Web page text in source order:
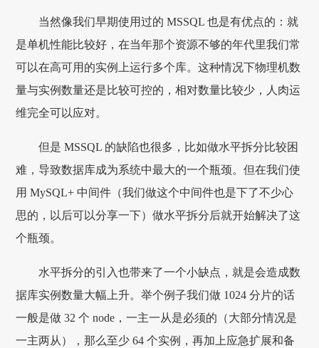
当然像我们早期使用过的 MSSQL 也是有优点的：就
是单机性能比较好，在当年那个资源不够的年代里我们常
可以在高可用的实例上运行多个库。这种情况下物理机数
量与实例数量还是比较可控的，相对数量比较少，人肉运
维完全可以应对。
但是 MSSQL 的缺陷也很多，比如做水平拆分比较困
难，导致数据库成为系统中最大的一个瓶颈。但在我们使
用 MySQL+ 中间件（我们做这个中间件也是下了不少心
思的，以后可以分享一下）做水平拆分后就开始解决了这
个瓶颈。
水平拆分的引入也带来了一个小缺点，就是会造成数
据库实例数量大幅上升。举个例子我们做 1024 分片的话
一般是做 32 个 node，一主一从是必须的（大部分情况是
一主两从），那么至少 64 个实例，再加上应急扩展和备